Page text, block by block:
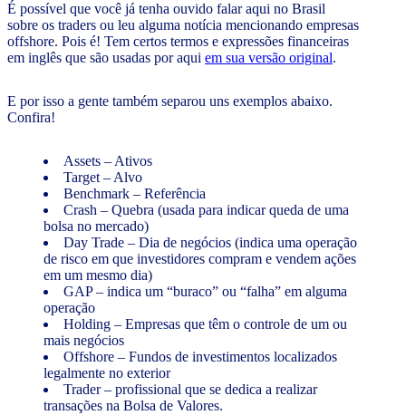
É possível que você já tenha ouvido falar aqui no Brasil
sobre os traders ou leu alguma notícia mencionando empresas
offshore. Pois é! Tem certos termos e expressões financeiras
em inglês que são usadas por aqui em sua versão original.
E por isso a gente também separou uns exemplos abaixo.
Confira!
Assets – Ativos
Target – Alvo
Benchmark – Referência
Crash – Quebra (usada para indicar queda de uma
bolsa no mercado)
Day Trade – Dia de negócios (indica uma operação
de risco em que investidores compram e vendem ações
em um mesmo dia)
GAP – indica um “buraco” ou “falha” em alguma
operação
Holding – Empresas que têm o controle de um ou
mais negócios
Offshore – Fundos de investimentos localizados
legalmente no exterior
Trader – profissional que se dedica a realizar
transações na Bolsa de Valores.